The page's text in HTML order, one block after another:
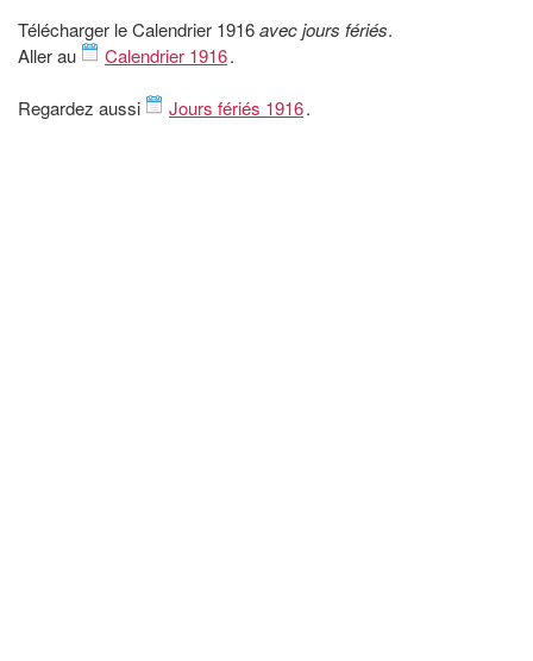
Télécharger le Calendrier 1916avec jours fériés.
Aller au
Calendrier 1916.
Regardez aussi Jours fériés 1916.